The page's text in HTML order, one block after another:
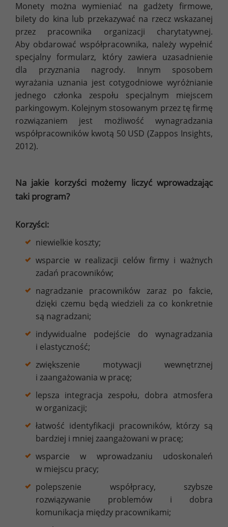
Monety można wymieniać na gadżety firmowe,
bilety do kina lub przekazywać na rzecz wskazanej
przez pracownika organizacji charytatywnej.
Aby obdarować współpracownika, należy wypełnić
specjalny formularz, który zawiera uzasadnienie
dla przyznania nagrody. Innym sposobem
wyrażania uznania jest cotygodniowe wyróżnianie
jednego członka zespołu specjalnym miejscem
parkingowym. Kolejnym stosowanym przez tę firmę
rozwiązaniem jest możliwość wynagradzania
współpracowników kwotą 50 USD (Zappos Insights,
2012).
Na jakie korzyści możemy liczyć wprowadzając
taki program?
Korzyści:
niewielkie koszty;
wsparcie w realizacji celów firmy i ważnych
zadań pracowników;
nagradzanie pracowników zaraz po fakcie,
dzięki czemu będą wiedzieli za co konkretnie
są nagradzani;
indywidualne podejście do wynagradzania
i elastyczność;
zwiększenie motywacji wewnętrznej
i zaangażowania w pracę;
lepsza integracja zespołu, dobra atmosfera
w organizacji;
łatwość identyfikacji pracowników, którzy są
bardziej i mniej zaangażowani w pracę;
wsparcie w wprowadzaniu udoskonaleń
w miejscu pracy;
polepszenie współpracy, szybsze
rozwiązywanie problemów i dobra
komunikacja między pracownikami;